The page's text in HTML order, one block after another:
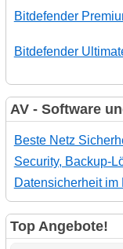
Bitdefender
Bitdefender
AV - Software
Beste Netz
Security, Backup-
Datensicherheit im
Top Angebote!